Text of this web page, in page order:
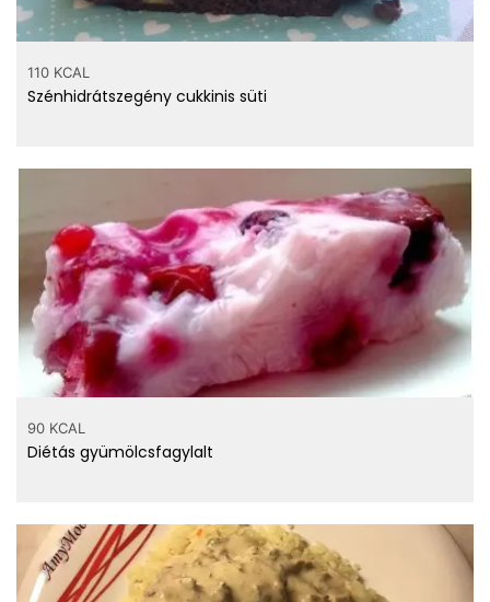
110 KCAL
Szénhidrátszegény cukkinis süti
90 KCAL
Diétás gyümölcsfagylalt